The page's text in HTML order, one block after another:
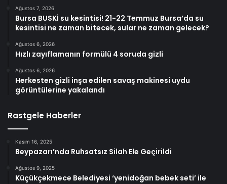
Ağustos 7, 2026
Bursa BUSKİ su kesintisi! 21-22 Temmuz Bursa’da su
kesintisi ne zaman bitecek, sular ne zaman gelecek?
Ağustos 6, 2026
Hızlı zayıflamanın formülü 4 soruda gizli
Ağustos 6, 2026
Herkesten gizli inşa edilen savaş makinesi uydu
görüntülerine yakalandı
Rastgele Haberler
Kasım 16, 2025
Beypazarı’nda Ruhsatsız Silah Ele Geçirildi
Ağustos 9, 2025
Küçükçekmece Belediyesi ‘yenidoğan bebek seti’ ile